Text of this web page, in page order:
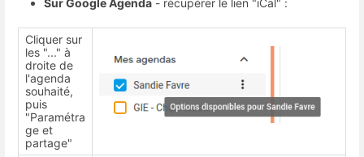
Sur Google Agenda - récupérer le lien "iCal" :
Cliquer sur
les "..." à
droite de
l'agenda
souhaité,
puis
"Paramétra
ge et
partage"